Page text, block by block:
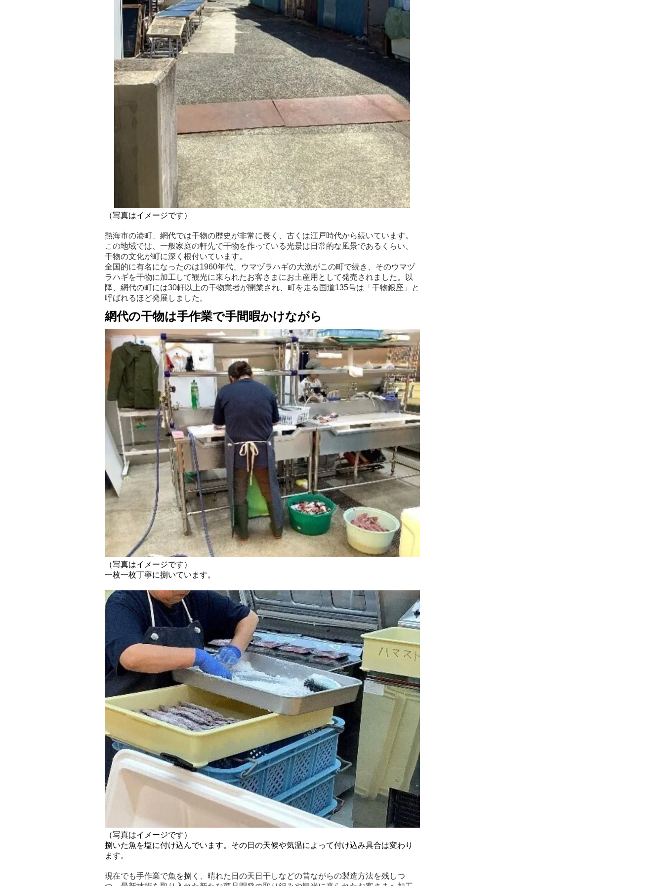
（写真はイメージです）
熱海市の港町、網代では干物の歴史が非常に長く、古くは江戸時代から続いています。
この地域では、一般家庭の軒先で干物を作っている光景は日常的な風景であるくらい、
干物の文化が町に深く根付いています。
全国的に有名になったのは1960年代、ウマヅラハギの大漁がこの町で続き、そのウマヅ
ラハギを干物に加工して観光に来られたお客さまにお土産用として発売されました。以
降、網代の町には30軒以上の干物業者が開業され、町を走る国道135号は「干物銀座」と
呼ばれるほど発展しました。
網代の干物は手作業で手間暇かけながら
（写真はイメージです）
一枚一枚丁寧に捌いています。
（写真はイメージです）
捌いた魚を塩に付け込んでいます。その日の天候や気温によって付け込み具合は変わり
ます。
現在でも手作業で魚を捌く、晴れた日の天日干しなどの昔ながらの製造方法を残しつ